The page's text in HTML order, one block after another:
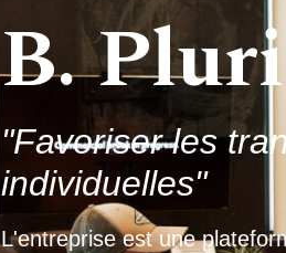
B.
"Impulser des
individuelles"
L’entreprise est une